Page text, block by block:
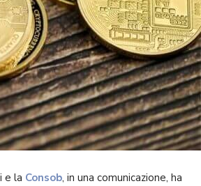
e la Consob, in una comunicazione, ha